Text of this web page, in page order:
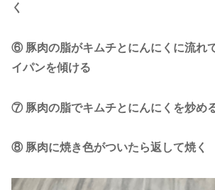
く
⑥ 豚肉の脂がキムチとにんにくに流れ
イパンを傾ける
⑦ 豚肉の脂でキムチとにんにくを炒め
⑧ 豚肉に焼き色がついたら返して焼く